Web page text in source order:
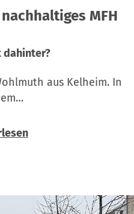
MFH
dahinter?
aus Kelheim. In